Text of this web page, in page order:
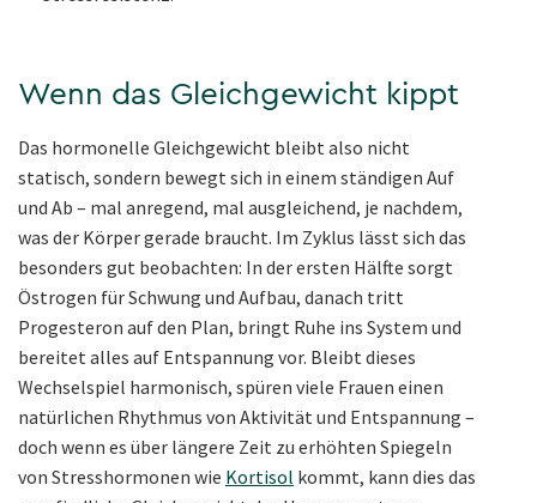
Wenn das Gleichgewicht kippt
Das hormonelle Gleichgewicht bleibt also nicht
statisch, sondern bewegt sich in einem ständigen Auf
und Ab – mal anregend, mal ausgleichend, je nachdem,
was der Körper gerade braucht. Im Zyklus lässt sich das
besonders gut beobachten: In der ersten Hälfte sorgt
Östrogen für Schwung und Aufbau, danach tritt
Progesteron auf den Plan, bringt Ruhe ins System und
bereitet alles auf Entspannung vor. Bleibt dieses
Wechselspiel harmonisch, spüren viele Frauen einen
natürlichen Rhythmus von Aktivität und Entspannung –
doch wenn es über längere Zeit zu erhöhten Spiegeln
von Stresshormonen wie Kortisol kommt, kann dies das